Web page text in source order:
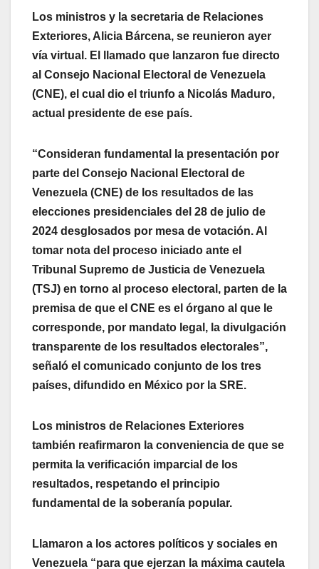
Los ministros y la secretaria de Relaciones
Exteriores, Alicia Bárcena, se reunieron ayer
vía virtual. El llamado que lanzaron fue directo
al Consejo Nacional Electoral de Venezuela
(CNE), el cual dio el triunfo a Nicolás Maduro,
actual presidente de ese país.
“Consideran fundamental la presentación por
parte del Consejo Nacional Electoral de
Venezuela (CNE) de los resultados de las
elecciones presidenciales del 28 de julio de
2024 desglosados por mesa de votación. Al
tomar nota del proceso iniciado ante el
Tribunal Supremo de Justicia de Venezuela
(TSJ) en torno al proceso electoral, parten de la
premisa de que el CNE es el órgano al que le
corresponde, por mandato legal, la divulgación
transparente de los resultados electorales”,
señaló el comunicado conjunto de los tres
países, difundido en México por la SRE.
Los ministros de Relaciones Exteriores
también reafirmaron la conveniencia de que se
permita la verificación imparcial de los
resultados, respetando el principio
fundamental de la soberanía popular.
Llamaron a los actores políticos y sociales en
Venezuela “para que ejerzan la máxima cautela